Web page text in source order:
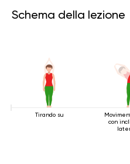
Schema della lezione
Tirando su
con